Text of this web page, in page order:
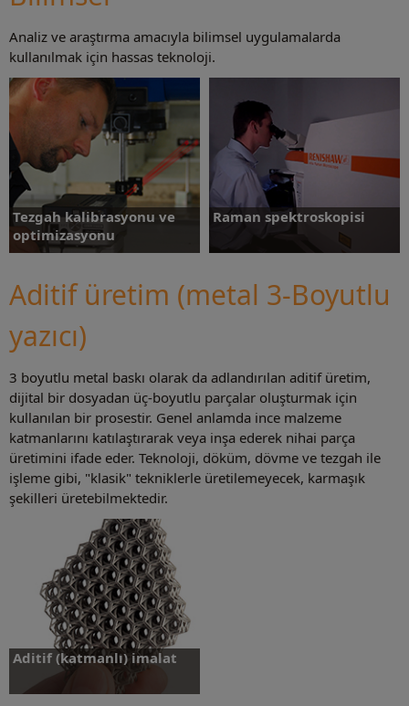
Daha fazlasını öğrenin Daha fazlasını öğrenin
Analiz ve araştırma amacıyla bilimsel uygulamalarda
kullanılmak için hassas teknoloji.
Tezgah kalibrasyonu ve
optimizasyonu
Daha fazlasını öğrenin
Raman spektroskopisi
Aditif üretim (metal 3-Boyutlu
yazıcı)
3 boyutlu metal baskı olarak da adlandırılan aditif üretim,
dijital bir dosyadan üç-boyutlu parçalar oluşturmak için
kullanılan bir prosestir. Genel anlamda ince malzeme
katmanlarını katılaştırarak veya inşa ederek nihai parça
üretimini ifade eder. Teknoloji, döküm, dövme ve tezgah ile
işleme gibi, "klasik" tekniklerle üretilemeyecek, karmaşık
şekilleri üretebilmektedir.
Aditif (katmanlı) imalat